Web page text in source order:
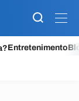
Entretenimento